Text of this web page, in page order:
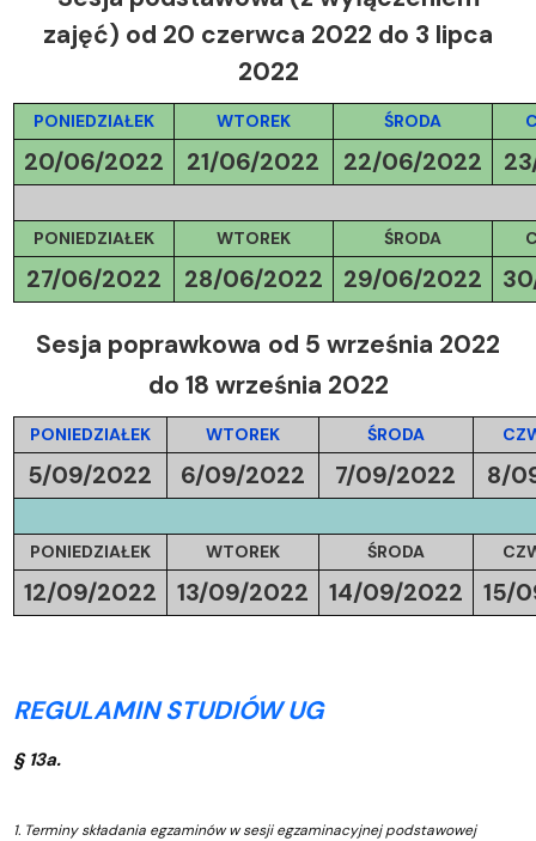
zajęć) od 20 czerwca 2022 do 3 lipca
2022
PONIEDZIAŁEK WTOREK ŚRODA
20/06/2022 21/06/2022 22/06/2022
PONIEDZIAŁEK WTOREK ŚRODA
27/06/2022 28/06/2022 29/06/2022
Sesja poprawkowa od 5 września 2022
do 18 września 2022
PONIEDZIAŁEK WTOREK ŚRODA
5/09/2022 6/09/2022 7/09/2022 8/
PONIEDZIAŁEK WTOREK ŚRODA
12/09/2022 13/09/2022 14/09/2022 15/
REGULAMIN STUDIÓW UG
§ 13a.
1. Terminy składania egzaminów w sesji egzaminacyjnej podstawowej